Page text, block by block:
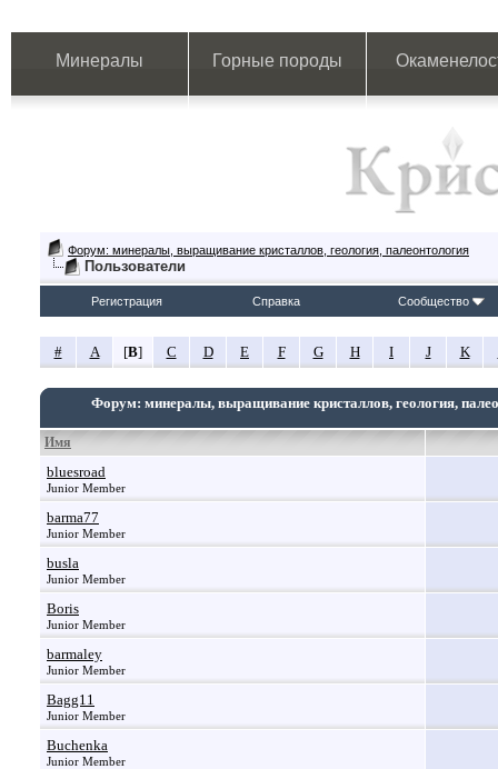
Минералы Горные породы
Форум: минералы, выращивание кристаллов, геология, палеонтология
Пользователи
Регистрация Справка Сообщество
# A [B] C D E F G H I J K
Форум: минералы, выращивание кристаллов, геология,
Имя
bluesroad
Junior Member
barma77
Junior Member
busla
Junior Member
Boris
Junior Member
barmaley
Junior Member
Bagg11
Junior Member
Buchenka
Junior Member